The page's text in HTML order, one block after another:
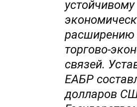
устойчивому
торгово-
связей.
ЕАБР
долларов